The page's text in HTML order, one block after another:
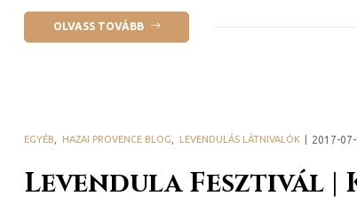
OLVASS TOVÁBB
Levendula Fesztivál |
EGYÉB HAZAI PROVENCE BLOG LEVENDULÁS LÁTNIVALÓK 2017-